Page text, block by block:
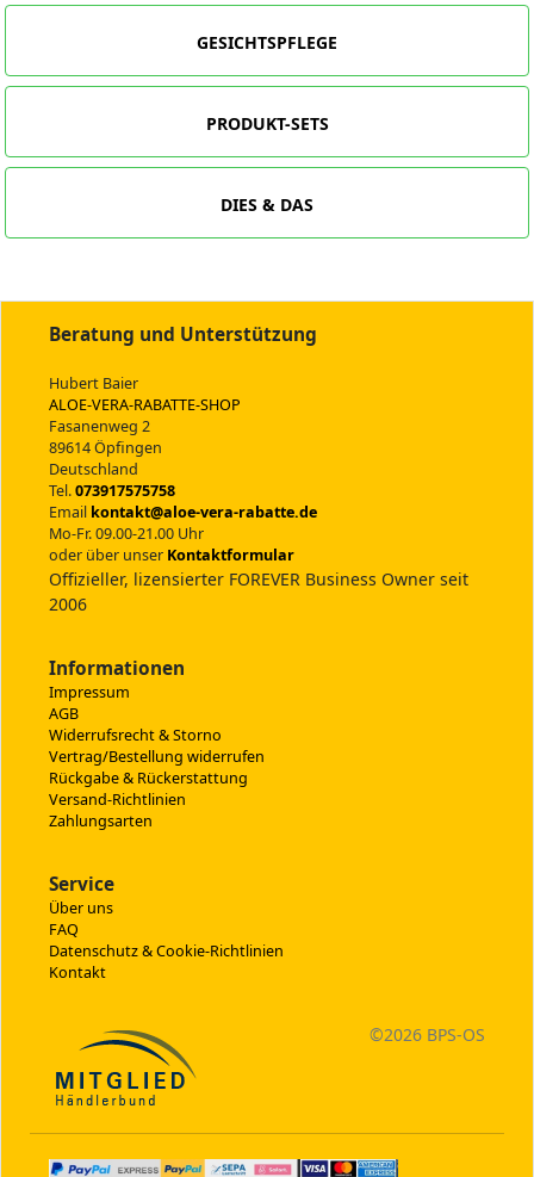
GESICHTSPFLEGE
PRODUKT-SETS
DIES & DAS
Beratung und Unterstützung
Hubert Baier
ALOE-VERA-RABATTE-SHOP
Fasanenweg 2
89614 Öpfingen
Deutschland
Tel.073917575758
Email kontakt@aloe-vera-rabatte.de
Mo-Fr. 09.00-21.00 Uhr
oder über unser Kontaktformular
Offizieller, lizensierter FOREVER Business Owner seit
2006
Informationen
Impressum
AGB
Widerrufsrecht & Storno
Vertrag/Bestellung widerrufen
Rückgabe & Rückerstattung
Versand-Richtlinien
Zahlungsarten
Service
Über uns
FAQ
Datenschutz & Cookie-Richtlinien
Kontakt
©2026 BPS-OS